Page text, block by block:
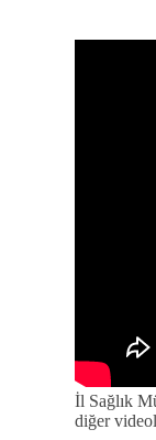
İl Sağlık
diğer